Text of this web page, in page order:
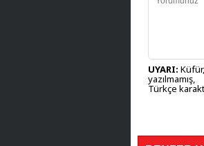
UYARI:
yazılmamış,
Türkçe